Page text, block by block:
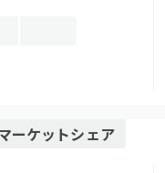
ーケットシェア